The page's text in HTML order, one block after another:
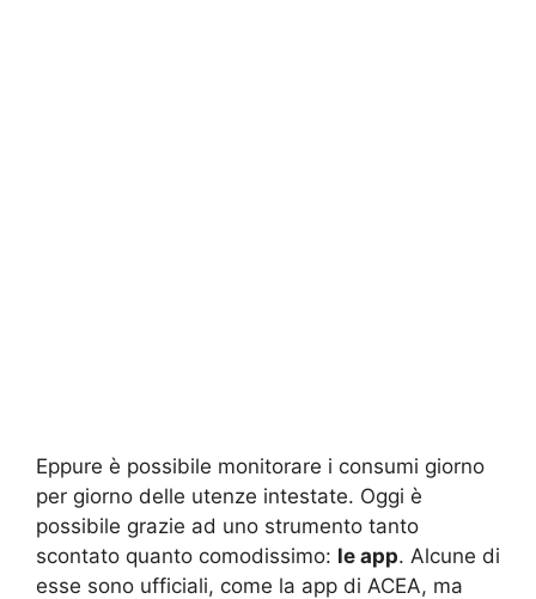
Eppure è possibile monitorare i consumi giorno
per giorno delle utenze intestate. Oggi è
possibile grazie ad uno strumento tanto
scontato quanto comodissimo: le app. Alcune di
esse sono ufficiali, come la app di ACEA, ma